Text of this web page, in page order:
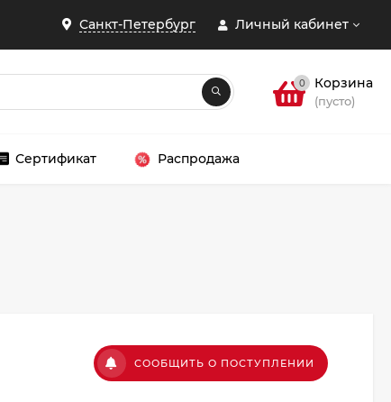
Санкт-Петербург Личный кабинет
0 Корзина
(пусто)
Сертификат Распродажа
СООБЩИТЬ О ПОСТУПЛЕНИИ